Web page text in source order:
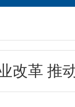
改革 推